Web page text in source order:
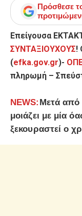
Πρόσθεσε
Επείγουσα
ΣΥΝΤΑΞΙΟΥΧΟΥΣ!
(efka.gov.gr)-
πληρωμή –
ΝΕWS: Μετά από
μοιάζει με μία
ξεκουραστεί ο